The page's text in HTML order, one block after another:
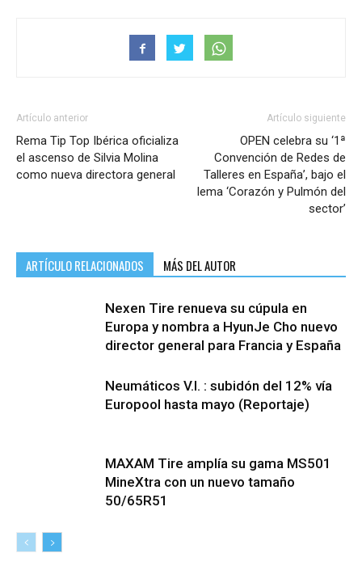
Artículo anterior
Rema Tip Top Ibérica oficializa
el ascenso de Silvia Molina
como nueva directora general
Artículo siguiente
OPEN celebra su ‘1ª
Convención de Redes de
Talleres en España’, bajo el
lema ‘Corazón y Pulmón del
sector’
ARTÍCULO RELACIONADOS MÁS DEL AUTOR
Nexen Tire renueva su cúpula en
Europa y nombra a HyunJe Cho nuevo
director general para Francia y España
Neumáticos V.I. : subidón del 12% vía
Europool hasta mayo (Reportaje)
MAXAM Tire amplía su gama MS501
MineXtra con un nuevo tamaño
50/65R51